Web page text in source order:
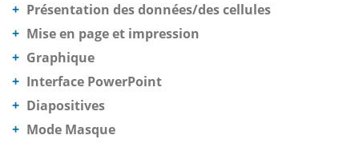
Présentation des données/des cellules
Mise en page et impression
Graphique
Interface PowerPoint
Diapositives
Mode Masque